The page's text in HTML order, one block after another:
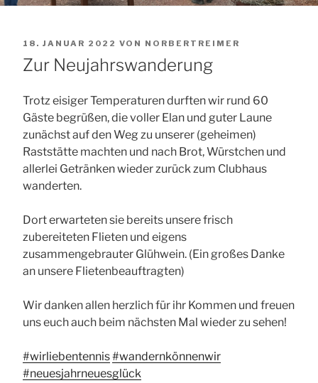
VERÖFFENTLICHT
AM
18. JANUAR 2022 VON NORBERTREIMER
Zur Neujahrswanderung
Trotz eisiger Temperaturen durften wir rund 60
Gäste begrüßen, die voller Elan und guter Laune
zunächst auf den Weg zu unserer (geheimen)
Raststätte machten und nach Brot, Würstchen und
allerlei Getränken wieder zurück zum Clubhaus
wanderten.
Dort erwarteten sie bereits unsere frisch
zubereiteten Flieten und eigens
zusammengebrauter Glühwein. (Ein großes Danke
an unsere Flietenbeauftragten)
Wir danken allen herzlich für ihr Kommen und freuen
uns euch auch beim nächsten Mal wieder zu sehen!
#wirliebentennis#wandernkönnenwir
#neuesjahrneuesglück